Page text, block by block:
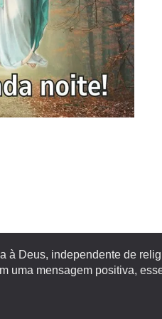
à Deus, independente de
uma mensagem positiva,